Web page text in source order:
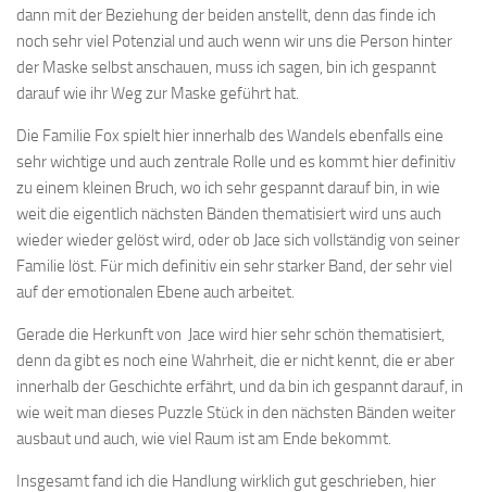
dann mit der Beziehung der beiden anstellt, denn das finde ich
noch sehr viel Potenzial und auch wenn wir uns die Person hinter
der Maske selbst anschauen, muss ich sagen, bin ich gespannt
darauf wie ihr Weg zur Maske geführt hat.
Die Familie Fox spielt hier innerhalb des Wandels ebenfalls eine
sehr wichtige und auch zentrale Rolle und es kommt hier definitiv
zu einem kleinen Bruch, wo ich sehr gespannt darauf bin, in wie
weit die eigentlich nächsten Bänden thematisiert wird uns auch
wieder wieder gelöst wird, oder ob Jace sich vollständig von seiner
Familie löst. Für mich definitiv ein sehr starker Band, der sehr viel
auf der emotionalen Ebene auch arbeitet.
Gerade die Herkunft von Jace wird hier sehr schön thematisiert,
denn da gibt es noch eine Wahrheit, die er nicht kennt, die er aber
innerhalb der Geschichte erfährt, und da bin ich gespannt darauf, in
wie weit man dieses Puzzle Stück in den nächsten Bänden weiter
ausbaut und auch, wie viel Raum ist am Ende bekommt.
Insgesamt fand ich die Handlung wirklich gut geschrieben, hier